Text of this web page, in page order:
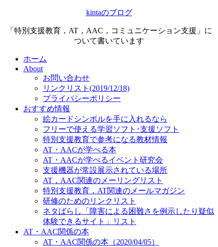
kintaのブログ
「特別支援教育，AT，AAC，コミュニケーション支援」に
ついて書いています
ホーム
About
お問い合わせ
リンクリスト(2019/12/18)
プライバシーポリシー
おすすめ情報
絵カードシンボルを手に入れるなら
フリーで使える学習ソフト･支援ソフト
特別支援教育で参考になる教材情報
AT・AACが学べる本
AT・AACが学べるイベント研究会
支援機器が常設展示されている場所
AT，AAC関連のメーリングリスト
特別支援教育，AT関連のメールマガジン
研修のためのリンクリスト
ネタばらし「障害による困難さを例示したり疑似
体験できるサイト」リスト
AT・AAC関係の本
AT・AAC関係の本（2020/04/05）